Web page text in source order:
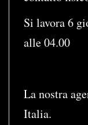
Si lavora 6
alle 04.00
La nostra
Italia.